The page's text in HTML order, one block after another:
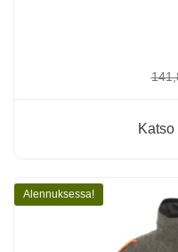
Alennuksessa!